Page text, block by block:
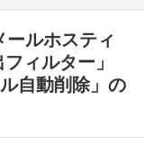
ルホスティ
ィルター」
自動削除」の